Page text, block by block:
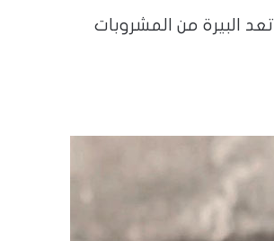
البيرة من المشروبات